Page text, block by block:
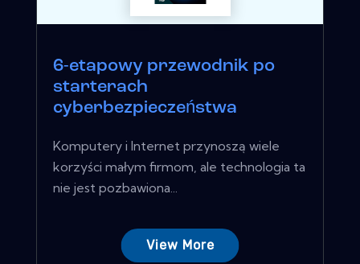
6-etapowy przewodnik po
starterach
cyberbezpieczeństwa
Komputery i Internet przynoszą wiele
korzyści małym firmom, ale technologia ta
nie jest pozbawiona...
View More